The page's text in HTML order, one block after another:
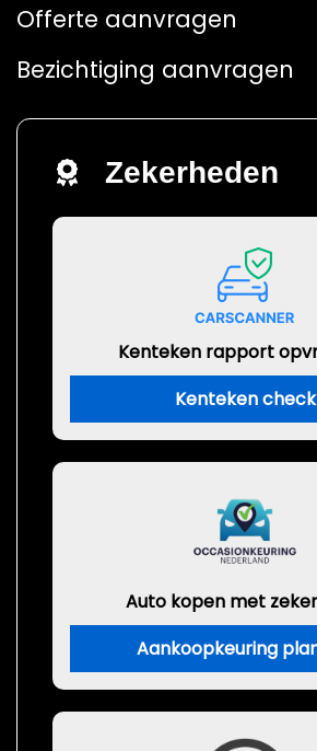
Offerte aanvragen
Bezichtiging aanvragen
Zekerheden
Kenteken rapport
Kenteken check
Auto kopen met
Aankoopkeuring